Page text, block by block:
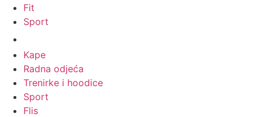
Fit
Sport
Kape
Radna odjeća
Trenirke i hoodice
Sport
Flis